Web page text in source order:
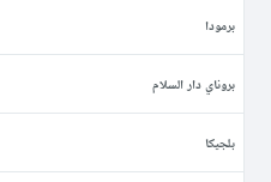
برمودا
بروناي دار السلام
بلجيكا